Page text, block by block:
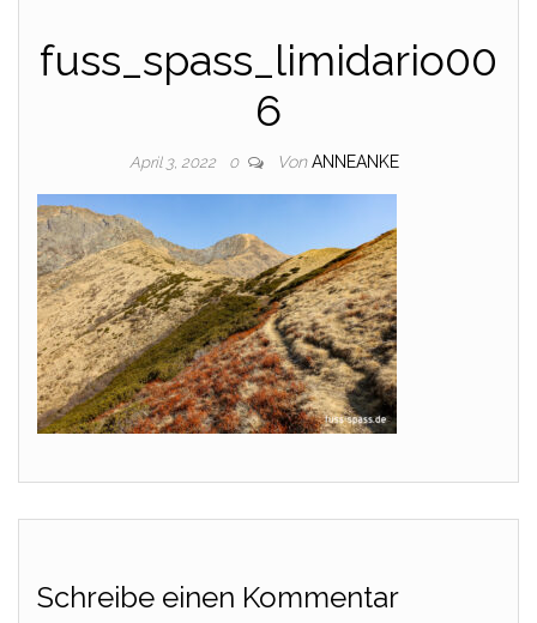
fuss_spass_limidario00
6
April 3, 2022 0 Von ANNEANKE
Schreibe einen Kommentar